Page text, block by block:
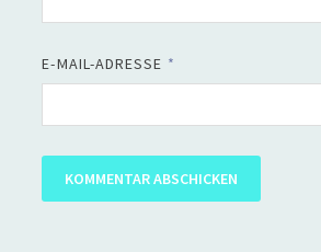
E-MAIL-ADRESSE *